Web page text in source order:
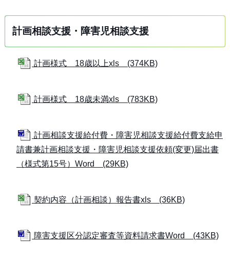
計画相談支援・障害児相談支援
計画様式 18歳以上xls (374KB)
計画様式 18歳未満xls (783KB)
計画相談支援給付費・障害児相談支援給付費支給申
請書兼計画相談支援・障害児相談支援依頼(変更)届出書
（様式第15号）Word (29KB)
契約内容（計画相談）報告書xls (36KB)
障害支援区分認定審査等資料請求書Word (43KB)